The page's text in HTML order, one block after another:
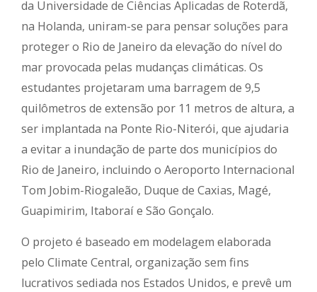
da Universidade de Ciências Aplicadas de Roterdã,
na Holanda, uniram-se para pensar soluções para
proteger o Rio de Janeiro da elevação do nível do
mar provocada pelas mudanças climáticas. Os
estudantes projetaram uma barragem de 9,5
quilômetros de extensão por 11 metros de altura, a
ser implantada na Ponte Rio-Niterói, que ajudaria
a evitar a inundação de parte dos municípios do
Rio de Janeiro, incluindo o Aeroporto Internacional
Tom Jobim-Riogaleão, Duque de Caxias, Magé,
Guapimirim, Itaboraí e São Gonçalo.
O projeto é baseado em modelagem elaborada
pelo Climate Central, organização sem fins
lucrativos sediada nos Estados Unidos, e prevê um